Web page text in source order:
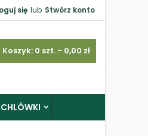
się lub Stwórz konto
Koszyk: 0 szt. - 0,00 zł